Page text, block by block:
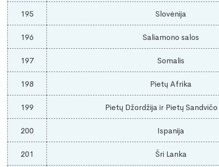
195 Slovėnija
196 Saliamono salos
197 Somalis
198 Pietų Afrika
199 Pietų Džordžija ir Pietų Sandvičo
200 Ispanija
201 Šri Lanka